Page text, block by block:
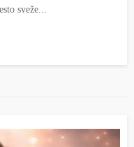
sveže...